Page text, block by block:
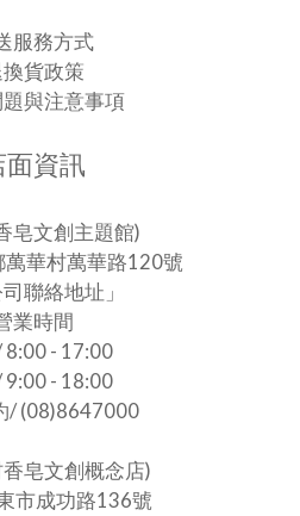
服務方式
貨政策
與注意事項
面資訊
皂文創主題館)
萬華村萬華路120號
司聯絡地址」
業時間
8:00 - 17:00
9:00 - 18:00
/ (08)8647000
皂文創概念店)
市成功路136號